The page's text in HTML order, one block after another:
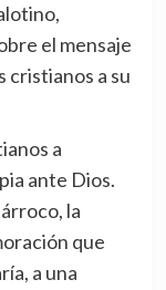
el mensaje
cristianos a su
a
ante Dios.
la
que
a una